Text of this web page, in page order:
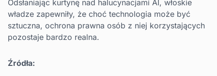
Odsłaniając kurtynę nad halucynacjami AI, włoskie
władze zapewniły, że choć technologia może być
sztuczna, ochrona prawna osób z niej korzystających
pozostaje bardzo realna.
Źródła: